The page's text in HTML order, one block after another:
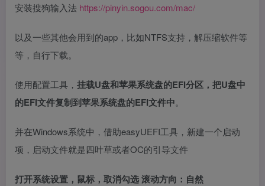
安装搜狗输入法 https://pinyin.sogou.com/mac/
以及一些其他会用到的app，比如NTFS支持，解压缩软件等
等，自行下载。
使用配置工具， 挂载U盘和苹果系统盘的EFI分区，把U盘中
的EFI文件复制到苹果系统盘的EFI文件中。
并在Windows系统中，借助easyUEFI工具，新建一个启动
项，启动文件就是四叶草或者OC的引导文件
打开系统设置，鼠标，取消勾选 滚动方向：自然